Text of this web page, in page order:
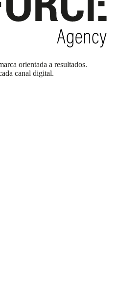
orientada a resultados.
canal digital.